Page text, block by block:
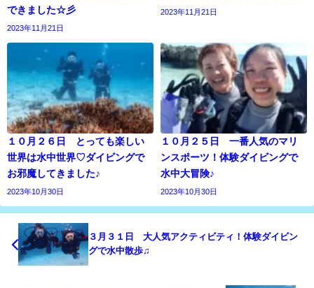
できました☆彡
2023年11月21日
2023年11月21日
１０月２６日 とっても楽しい
世界は水中世界♡ダイビングで
お邪魔してきました♪
2023年10月30日
１０月２５日 一番人気のマリ
ンスポーツ！体験ダイビングで
水中大冒険♪
2023年10月30日
３月３１日 大人気アクティビティ！体験ダイビン
グで水中散歩♫